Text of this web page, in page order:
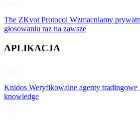
The ZKvot Protocol Wzmacniamy
głosowaniu raz na zawsze
APLIKACJA
Knidos Weryfikowalne agenty tradingowe
knowledge